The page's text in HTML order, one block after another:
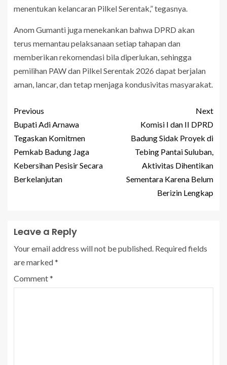
menentukan kelancaran Pilkel Serentak,” tegasnya.
Anom Gumanti juga menekankan bahwa DPRD akan
terus memantau pelaksanaan setiap tahapan dan
memberikan rekomendasi bila diperlukan, sehingga
pemilihan PAW dan Pilkel Serentak 2026 dapat berjalan
aman, lancar, dan tetap menjaga kondusivitas masyarakat.
Previous
Bupati Adi Arnawa
Tegaskan Komitmen
Pemkab Badung Jaga
Kebersihan Pesisir Secara
Berkelanjutan
Next
Komisi I dan II DPRD
Badung Sidak Proyek di
Tebing Pantai Suluban,
Aktivitas Dihentikan
Sementara Karena Belum
Berizin Lengkap
Leave a Reply
Your email address will not be published. Required fields
are marked*
Comment*